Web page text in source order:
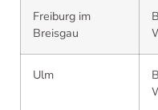
Freiburg im
Breisgau
Ulm